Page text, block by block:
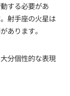
する必要があ
射手座の火星は
あります。
分個性的な表現